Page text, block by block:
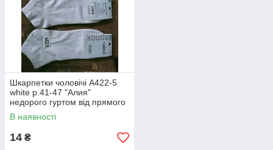
Шкарпетки чоловічі A422-5
white р.41-47 "Алия"
недорого гуртом від прямого
постачальника
В наявності
14 ₴